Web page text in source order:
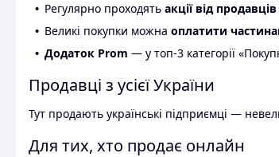
Регулярно проходять акції від
Великі покупки можна оплатити
Додаток Prom — у топ-3 категорії
Продавці з усієї України
Тут продають українські підприємці —
Для тих, хто продає онлайн